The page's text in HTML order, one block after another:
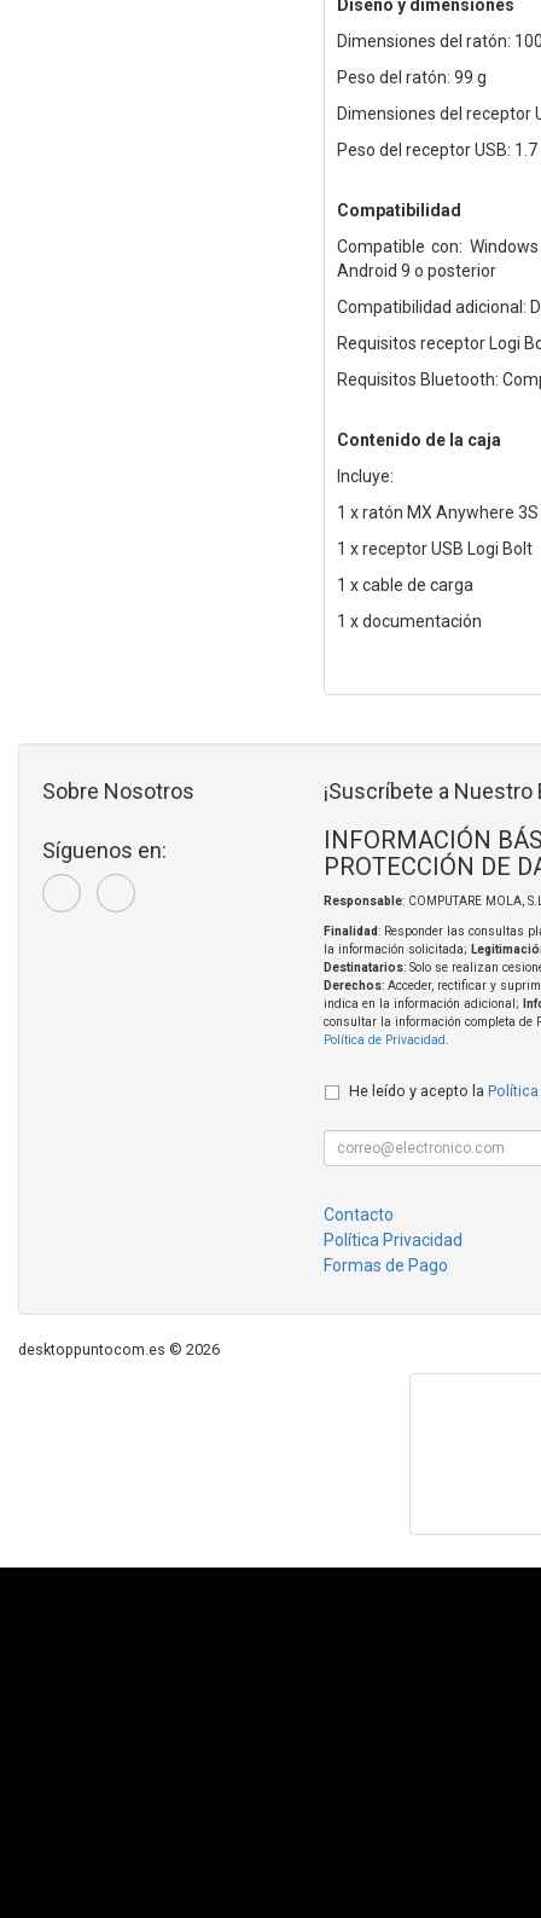
Diseño y dimensiones
Dimensiones del ratón:
Peso del ratón: 99 g
Dimensiones del receptor
Peso del receptor USB: 1.7
Compatibilidad
Compatible con:
Android 9 o posterior
Compatibilidad adicional:
Requisitos receptor Logi
Requisitos Bluetooth:
Contenido de la caja
Incluye:
1 x ratón MX Anywhere
1 x receptor USB Logi Bolt
1 x cable de carga
1 x documentación
Sobre Nosotros
Síguenos en:
¡Suscríbete a Nuestro
INFORMACIÓN
PROTECCIÓN DE
Responsable: COMPUTARE MOLA,
Finalidad: Responder las consultas
la información solicitada;
Destinatarios: Solo se realizan
Derechos: Acceder, rectificar y
indica en la información adicional;
consultar la información completa de
Política de Privacidad
He leído y acepto la Política
Contacto
Política Privacidad
Formas de Pago
desktoppuntocom.es © 2026